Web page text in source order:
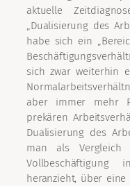
aktuelle
„Dualisierung des
habe sich ein
sich zwar weiterhin
aber immer mehr
prekären
Dualisierung des
man als
heranzieht, über